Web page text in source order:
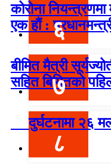
कोरोना नियन्त्रणमा
एक हौं : ६
बीमित मैत्री
सहित बिमितको
७
दुर्घटनामा २६
८